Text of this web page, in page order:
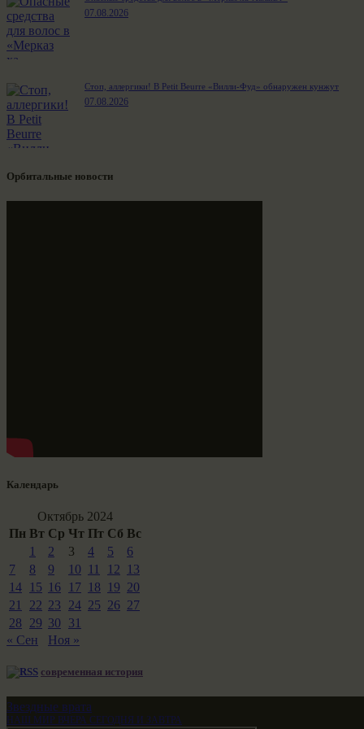
07.08.2026
Стоп, аллергики! В Petit Beurre «Вилли-Фуд» обнаружен кунжут
07.08.2026
Орбитальные новости
Календарь
Октябрь 2024
Пн Вт Ср Чт Пт Сб Вс
1
2 3 4 5
6
7
8 9 10 11 12
13
14
15 16 17 18 19 20
21
22 23 24 25 26 27
28
29 30
31
« Сен
Ноя »
современная история
Звездные врата
НАШ МИР ВЧЕРА СЕГОДНЯ И ЗАВТРА